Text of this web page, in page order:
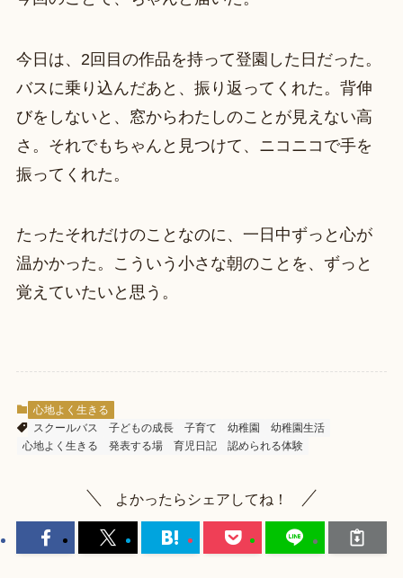
今日は、2回目の作品を持って登園した日だった。
バスに乗り込んだあと、振り返ってくれた。背伸
びをしないと、窓からわたしのことが見えない高
さ。それでもちゃんと見つけて、ニコニコで手を
振ってくれた。
たったそれだけのことなのに、一日中ずっと心が
温かかった。こういう小さな朝のことを、ずっと
覚えていたいと思う。
心地よく生きる
スクールバス
子どもの成長 子育て 幼稚園
幼稚園生活
心地よく生きる
発表する場 育児日記 認められる体験
よかったらシェアしてね！